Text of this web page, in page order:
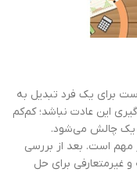
برای یک فرد تبدیل به
این عادت نباشد؛ کم‌کم
یک چالش می‌شود.
است. بعد از بررسی
غیرمتعارفی برای حل